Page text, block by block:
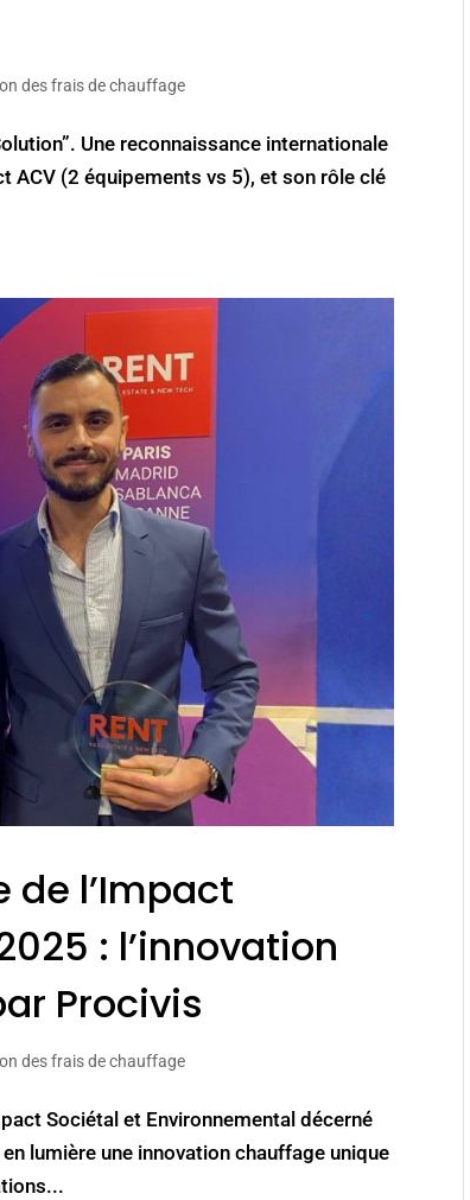
des frais de chauffage
Une reconnaissance internationale
ACV (2 équipements vs 5), et son rôle clé
de l’Impact
: l’innovation
Procivis
des frais de chauffage
Sociétal et Environnemental décerné
lumière une innovation chauffage unique